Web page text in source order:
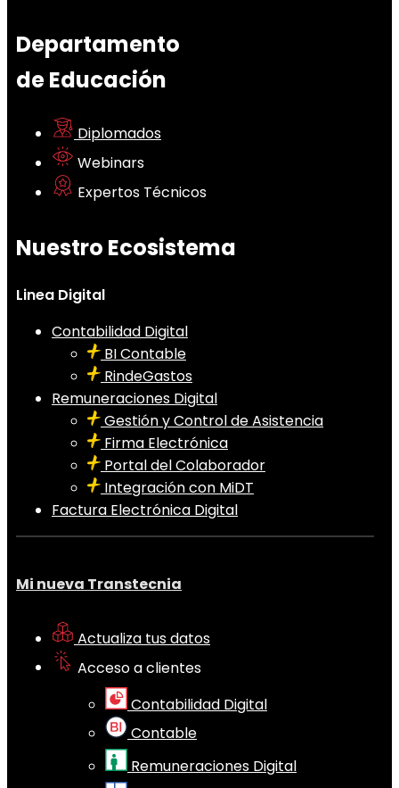
Departamento
de Educación
Diplomados
Webinars
Expertos Técnicos
Nuestro Ecosistema
Linea Digital
Contabilidad Digital
BI Contable
RindeGastos
Remuneraciones Digital
Gestión y Control de Asistencia
Firma Electrónica
Portal del Colaborador
Integración con MiDT
Factura Electrónica Digital
Mi nueva Transtecnia
Actualiza tus datos
Acceso a clientes
Contabilidad Digital
Contable
Remuneraciones Digital